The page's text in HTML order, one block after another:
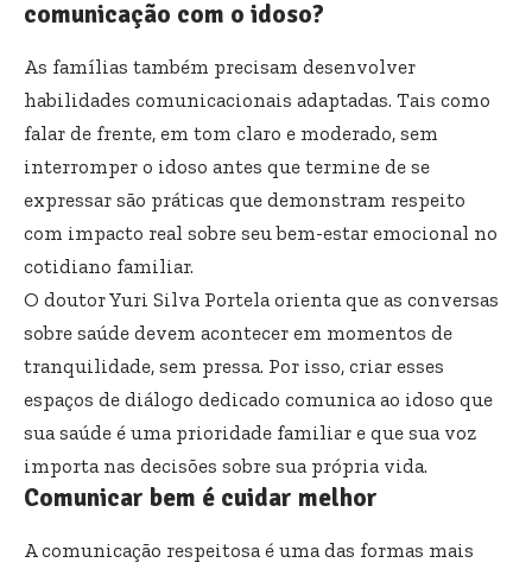
comunicação com o idoso?
As famílias também precisam desenvolver
habilidades comunicacionais adaptadas. Tais como
falar de frente, em tom claro e moderado, sem
interromper o idoso antes que termine de se
expressar são práticas que demonstram respeito
com impacto real sobre seu bem-estar emocional no
cotidiano familiar.
O doutor Yuri Silva Portela orienta que as conversas
sobre saúde devem acontecer em momentos de
tranquilidade, sem pressa. Por isso, criar esses
espaços de diálogo dedicado comunica ao idoso que
sua saúde é uma prioridade familiar e que sua voz
importa nas decisões sobre sua própria vida.
Comunicar bem é cuidar melhor
A comunicação respeitosa é uma das formas mais